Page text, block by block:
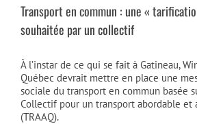
Transport en commun : une «
souhaitée par un collectif
À l’instar de ce qui se fait à Gatineau,
Québec devrait mettre en place une
sociale du transport en commun basée
Collectif pour un transport abordable et
(TRAAQ).